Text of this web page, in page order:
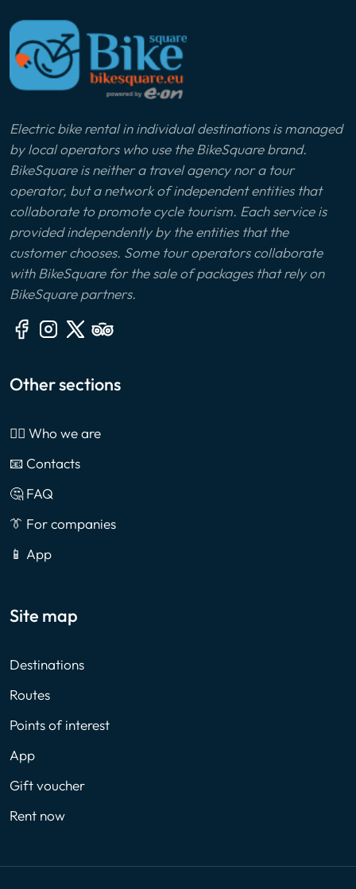
Electric bike rental in individual destinations is managed
by local operators who use the BikeSquare brand.
BikeSquare is neither a travel agency nor a tour
operator, but a network of independent entities that
collaborate to promote cycle tourism. Each service is
provided independently by the entities that the
customer chooses. Some tour operators collaborate
with BikeSquare for the sale of packages that rely on
BikeSquare partners.
Other sections
🙎‍♂️ Who we are
📧 Contacts
🤔 FAQ
👔 For companies
📱 App
Site map
Destinations
Routes
Points of interest
App
Gift voucher
Rent now